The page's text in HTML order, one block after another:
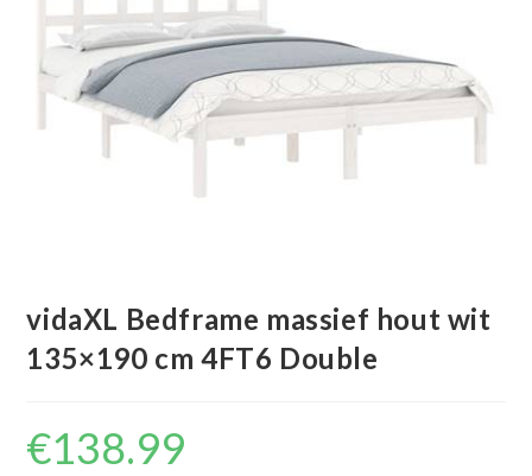
vidaXL Bedframe massief hout wit
135×190 cm 4FT6 Double
€138.99